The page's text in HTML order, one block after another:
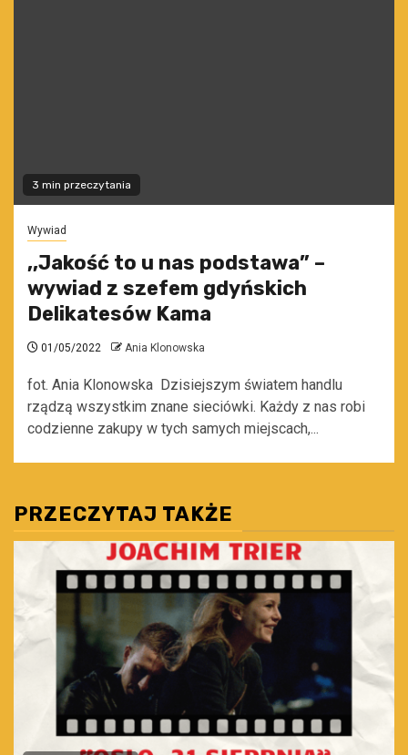
3 min przeczytania
Wywiad
,,Jakość to u nas podstawa” –
wywiad z szefem gdyńskich
Delikatesów Kama
01/05/2022 Ania Klonowska
fot. Ania Klonowska Dzisiejszym światem handlu
rządzą wszystkim znane sieciówki. Każdy z nas robi
codzienne zakupy w tych samych miejscach,...
PRZECZYTAJ TAKŻE